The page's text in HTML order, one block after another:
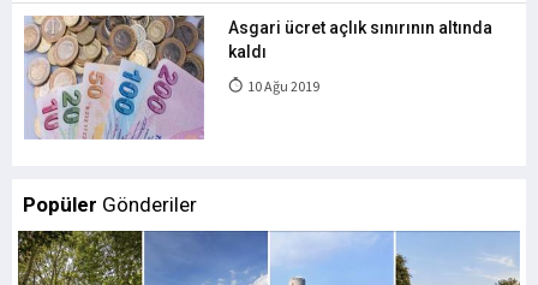
Asgari ücret açlık sınırının altında
kaldı
10 Ağu 2019
Popüler Gönderiler